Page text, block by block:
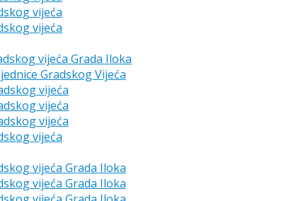
vijeća
vijeća
vijeća Grada Iloka
Gradskog Vijeća
vijeća
vijeća
vijeća
vijeća
vijeća Grada Iloka
vijeća Grada Iloka